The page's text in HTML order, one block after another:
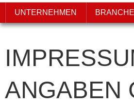
UNTERNEHMEN
ANGABEN